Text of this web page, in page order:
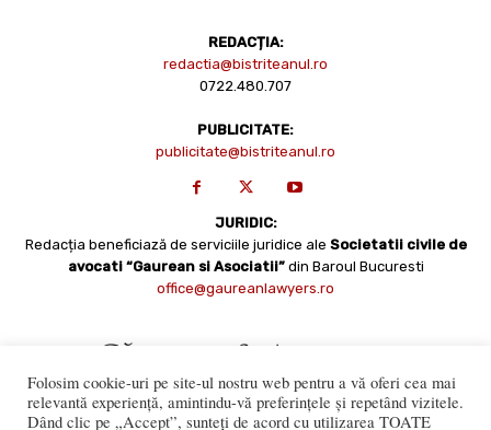
REDACȚIA:
redactia@bistriteanul.ro
0722.480.707
PUBLICITATE:
publicitate@bistriteanul.ro
JURIDIC:
Redacția beneficiază de serviciile juridice ale Societatii civile de
avocati “Gaurean si Asociatii” din Baroul Bucuresti
office@gaureanlawyers.ro
Folosim cookie-uri pe site-ul nostru web pentru a vă oferi cea mai
relevantă experiență, amintindu-vă preferințele și repetând vizitele.
Dând clic pe „Accept”, sunteți de acord cu utilizarea TOATE